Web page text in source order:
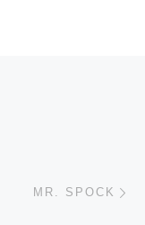
MR. SPOCK